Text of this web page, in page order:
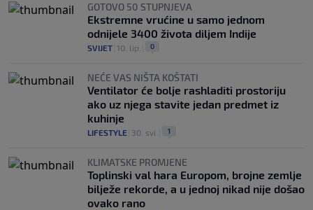
GOTOVO 50 STUPNJEVA
Ekstremne vrućine u samo jednom
odnijele 3400 života diljem Indije
SVIJET 10. lip. 0
NEĆE VAS NIŠTA KOŠTATI
Ventilator će bolje rashladiti prostoriju
ako uz njega stavite jedan predmet iz
kuhinje
LIFESTYLE 30. svi. 1
KLIMATSKE PROMJENE
Toplinski val hara Europom, brojne zemlje
bilježe rekorde, a u jednoj nikad nije došao
ovako rano